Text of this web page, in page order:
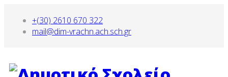
+(30) 2610 670 322
mail@dim-vrachn.ach.sch.gr